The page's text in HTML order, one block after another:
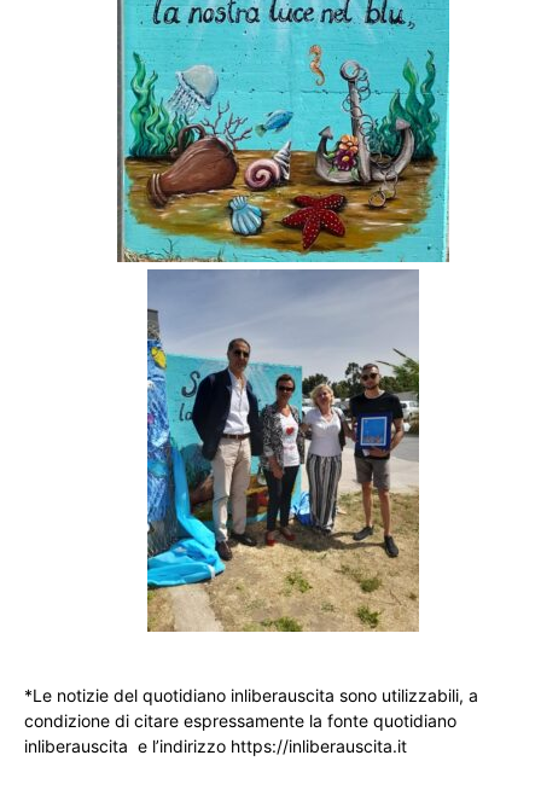
*Le notizie del quotidiano inliberauscita sono utilizzabili, a
condizione di citare espressamente la fonte quotidiano
inliberauscita e l’indirizzo https://inliberauscita.it